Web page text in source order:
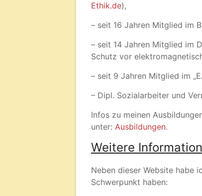
Ethik.de),
– seit 16 Jahren Mitglied im
– seit 14 Jahren Mitglied im
Schutz vor
– seit 9 Jahren Mitglied im
– Dipl. Sozialarbeiter
Infos zu meinen
unter: Ausbildungen.
Weitere
Neben dieser Website habe
Schwerpunkt haben: